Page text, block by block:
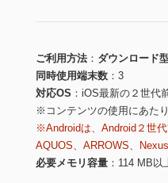
ご利用方法
ダウンロード
同時使用端末数
3
対応OS
iOS最新の２世代
※コンテンツの使用にあた
※Androidは、Android２世
AQUOS、ARROWS、
必要メモリ容量
114 MB以